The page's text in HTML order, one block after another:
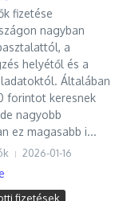
fizetése
nagyban
a
helyétől és a
Általában
forintot keresnek
nagyobb
ez magasabb i...
2026-01-16
fizetések